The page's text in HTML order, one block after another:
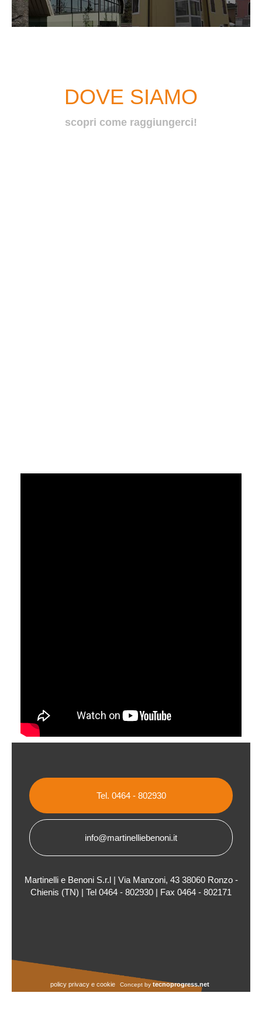
DOVE SIAMO
scopri come raggiungerci!
Tel. 0464 - 802930
info@martinelliebenoni.it
Martinelli e Benoni S.r.l | Via Manzoni, 43 38060 Ronzo -
Chienis (TN) | Tel 0464 - 802930 | Fax 0464 - 802171
policy privacy e cookie Concept by tecnoprogress.net